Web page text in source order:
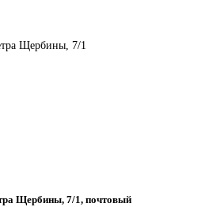
Щербины, 7/1
Щербины, 7/1, почтовый